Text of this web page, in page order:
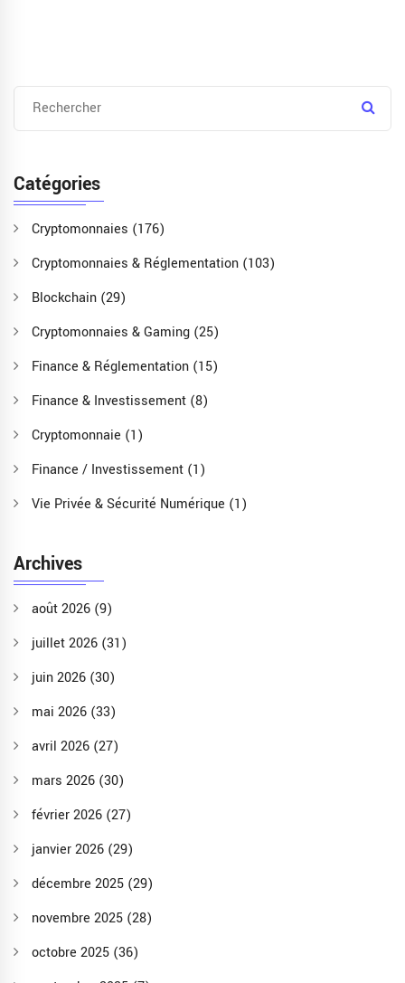
Catégories
Cryptomonnaies (176)
Cryptomonnaies & Réglementation (103)
Blockchain (29)
Cryptomonnaies & Gaming (25)
Finance & Réglementation (15)
Finance & Investissement (8)
Cryptomonnaie (1)
Finance / Investissement (1)
Vie Privée & Sécurité Numérique (1)
Archives
août 2026 (9)
juillet 2026 (31)
juin 2026 (30)
mai 2026 (33)
avril 2026 (27)
mars 2026 (30)
février 2026 (27)
janvier 2026 (29)
décembre 2025 (29)
novembre 2025 (28)
octobre 2025 (36)